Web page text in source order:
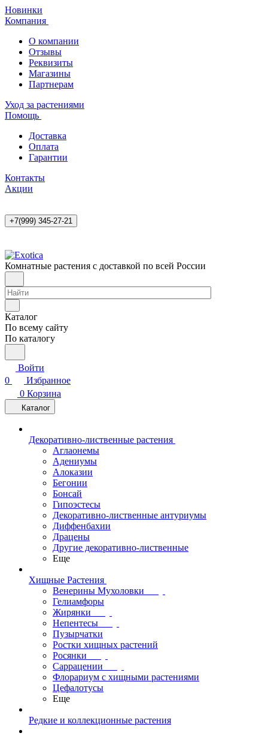
Новинки
Компания
О компании
Отзывы
Реквизиты
Магазины
Партнерам
Уход за растениями
Помощь
Доставка
Оплата
Гарантии
Контакты
Акции
+7(999) 345-27-21
Комнатные растения с доставкой по всей России
Каталог
По всему сайту
По каталогу
Войти
0
Избранное
0 Корзина
Каталог
Декоративно-лиственные растения
Аглаонемы
Адениумы
Алоказии
Бегонии
Бонсай
Гипоэстесы
Декоративно-лиственные антуриумы
Диффенбахии
Драцены
Другие декоративно-лиственные
Еще
Хищные Растения
Венерины Мухоловки
Гелиамфоры
Жирянки
Непентесы
Пузырчатки
Ростки хищных растений
Росянки
Саррацении
Флорариум с хищными растениями
Цефалотусы
Еще
Редкие и коллекционные растения